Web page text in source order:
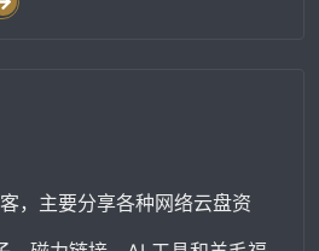
，主要分享各种网络云盘资